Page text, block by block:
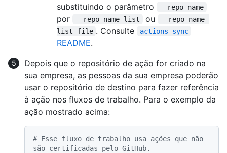
substituindo o parâmetro
--repo-name
por --repo-name-list ou
--repo-name-
list-file . Consulte actions-sync
README.
Depois que o repositório de ação for criado na
sua empresa, as pessoas da sua empresa poderão
usar o repositório de destino para fazer referência
à ação nos fluxos de trabalho. Para o exemplo da
ação mostrado acima:
# Esse fluxo de trabalho usa ações que não
são certificadas pelo GitHub.